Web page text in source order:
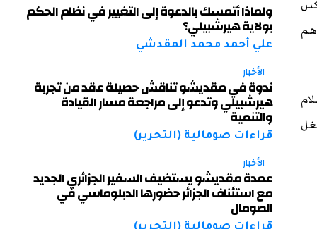
ولماذا أتمسك بالدعوة إلى التغيير في نظام الحكم
بولاية هيرشبيلي؟
علي أحمد محمد المقدشي
الأخبار
ندوة في مقديشو تناقش حصيلة عقد من تجربة
هيرشبيلي وتدعو إلى مراجعة مسار القيادة
والتنمية
قراءات صومالية (التحرير)
الأخبار
عمدة مقديشو يستضيف السفير الجزائري الجديد
مع استئناف الجزائر حضورها الدبلوماسي في
الصومال